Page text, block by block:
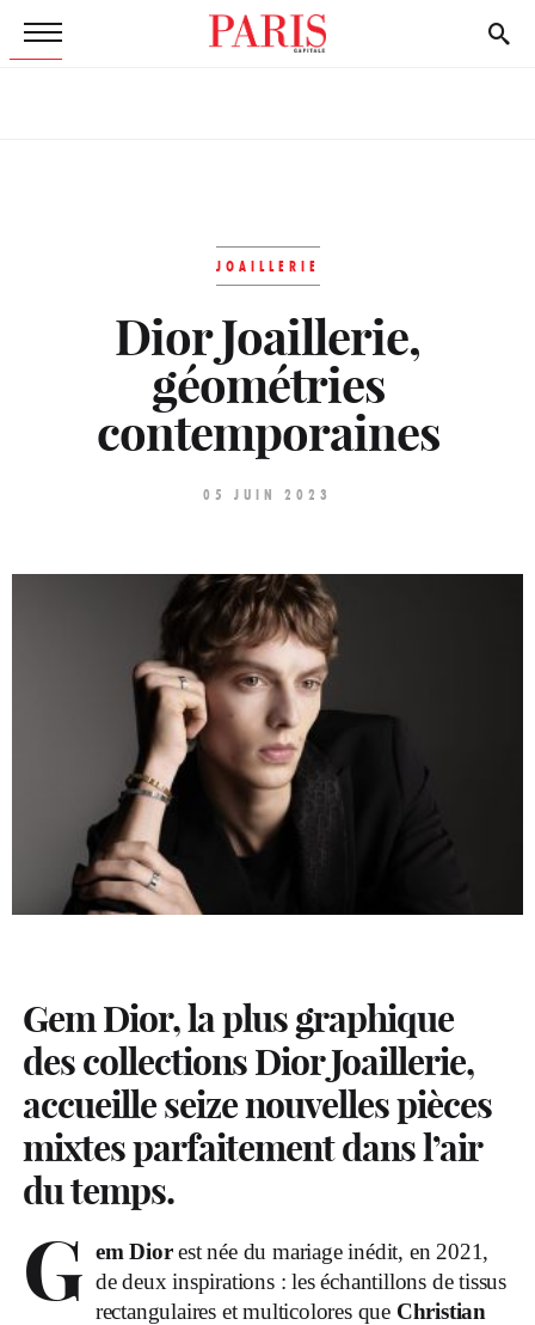
JOAILLERIE
Dior Joaillerie,
géométries
contemporaines
05 JUIN 2023
Gem Dior, la plus graphique
des collections Dior Joaillerie,
accueille seize nouvelles pièces
mixtes parfaitement dans l’air
du temps.
G em Diorest née du mariage inédit, en 2021,
de deux inspirations : les échantillons de tissus
rectangulaires et multicolores que Christian